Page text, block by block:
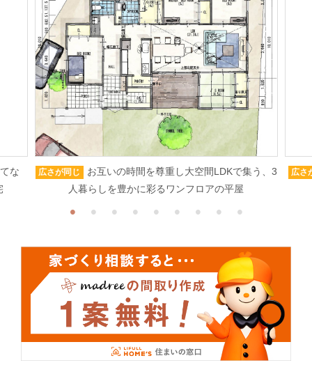
な
広さが同じ
お互いの時間を尊重し大空間LDKで集う、3
人暮らしを豊かに彩るワンフロアの平屋
広さ